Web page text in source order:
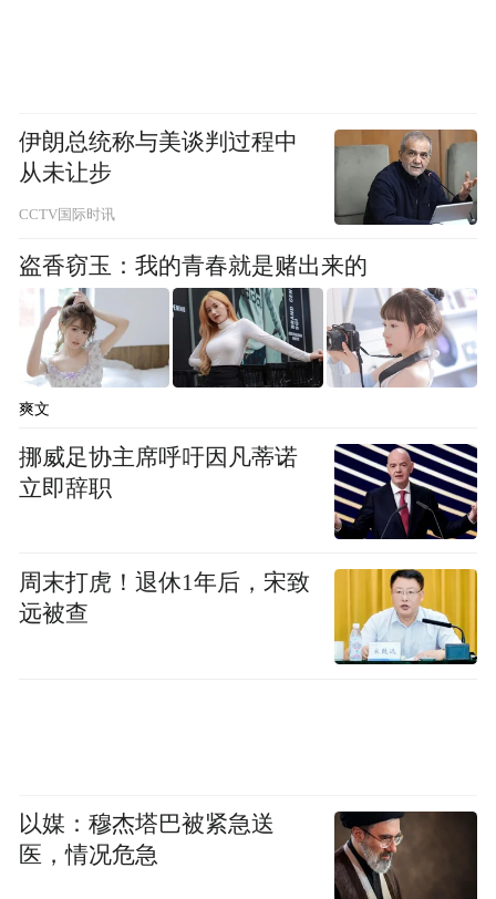
这边全新蔚来ES8一路高歌猛进，而那边乐
道L90却显得有些黯然失色了。在去年8、
道L90销量突然骤降。11月卖了5970辆车，
12月更是降至4015辆。
身。除此之外新车最大的升级，就是配备了
激光雷达。硬件的提升也就意味着新款乐道
伊朗总统称与美谈判过程中
从未让步
CCTV国际时讯
盗香窃玉：我的青春就是赌出来的
爽文
挪威足协主席呼吁因凡蒂诺
立即辞职
周末打虎！退休1年后，宋致
远被查
以媒：穆杰塔巴被紧急送
医，情况危急